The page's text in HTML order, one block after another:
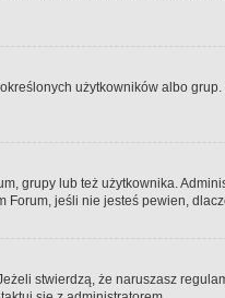
użytkowników albo
grupy lub też użytkownika.
Forum, jeśli nie jesteś pewien,
stwierdzą, że naruszasz